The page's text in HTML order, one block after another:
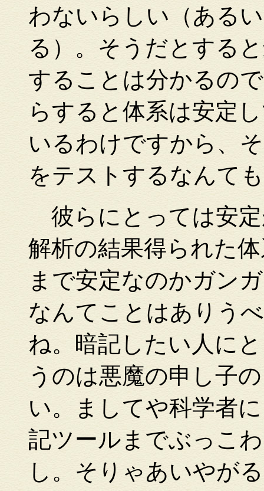
わないらしい（ある
る）。そうだとする
することは分かるの
らすると体系は安定
いるわけですから、
をテストするなんて
彼らにとっては安
解析の結果得られた
まで安定なのかガン
なんてことはありう
ね。暗記したい人に
うのは悪魔の申し子
い。ましてや科学者
記ツールまでぶっこ
し。そりゃあいやが